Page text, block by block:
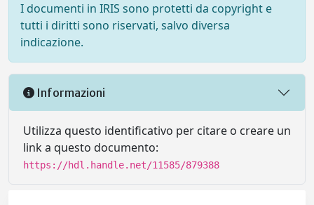
I documenti in IRIS sono protetti da copyright e
tutti i diritti sono riservati, salvo diversa
indicazione.
Informazioni
Utilizza questo identificativo per citare o creare un
link a questo documento:
https://hdl.handle.net/11585/879388